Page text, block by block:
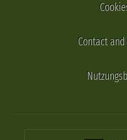
Contact